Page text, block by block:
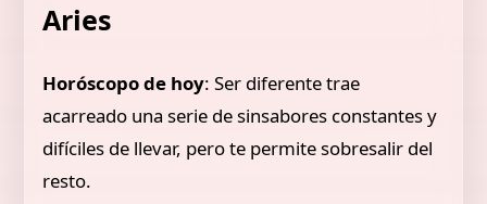
Aries
Horóscopo de hoy: Ser diferente trae
acarreado una serie de sinsabores constantes y
difíciles de llevar, pero te permite sobresalir del
resto.